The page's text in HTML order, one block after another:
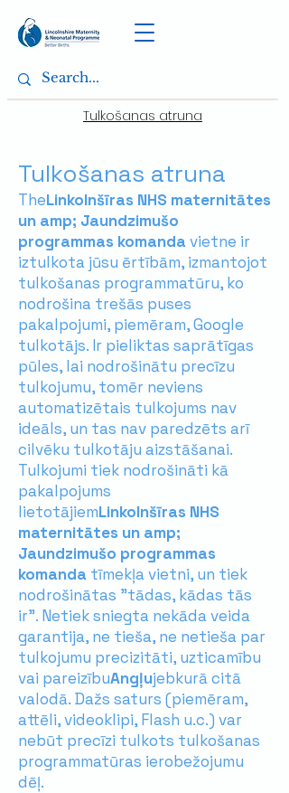
Tulkošanas atruna
Tulkošanas atruna
TheLinkolnšīras NHS maternitātes
un amp; Jaundzimušo
programmas komanda vietne ir
iztulkota jūsu ērtībām, izmantojot
tulkošanas programmatūru, ko
nodrošina trešās puses
pakalpojumi, piemēram, Google
tulkotājs. Ir pieliktas saprātīgas
pūles, lai nodrošinātu precīzu
tulkojumu, tomēr neviens
automatizētais tulkojums nav
ideāls, un tas nav paredzēts arī
cilvēku tulkotāju aizstāšanai.
Tulkojumi tiek nodrošināti kā
pakalpojums
lietotājiemLinkolnšīras NHS
maternitātes un amp;
Jaundzimušo programmas
komanda tīmekļa vietni, un tiek
nodrošinātas "tādas, kādas tās
ir". Netiek sniegta nekāda veida
garantija, ne tieša, ne netieša par
tulkojumu precizitāti, uzticamību
vai pareizībuAngļujebkurā citā
valodā. Dažs saturs (piemēram,
attēli, videoklipi, Flash u.c.) var
nebūt precīzi tulkots tulkošanas
programmatūras ierobežojumu
dēļ.